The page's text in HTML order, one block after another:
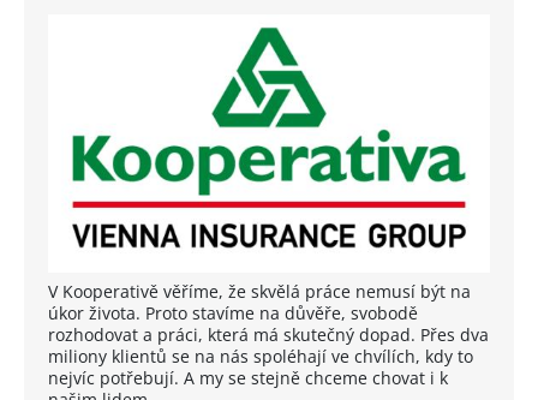
V Kooperativě věříme, že skvělá práce nemusí být na
úkor života. Proto stavíme na důvěře, svobodě
rozhodovat a práci, která má skutečný dopad. Přes dva
miliony klientů se na nás spoléhají ve chvílích, kdy to
nejvíc potřebují. A my se stejně chceme chovat i k